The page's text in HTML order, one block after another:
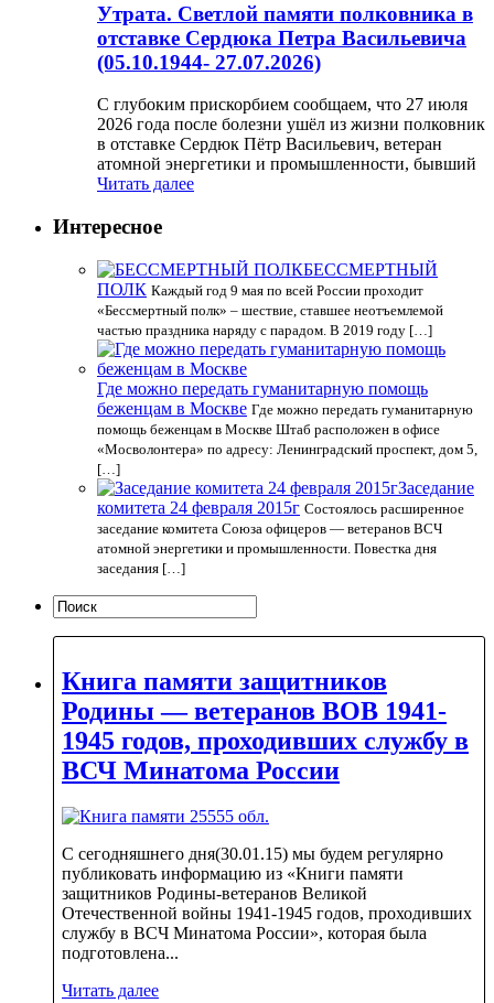
Утрата. Светлой памяти полковника в
отставке Сердюка Петра Васильевича
(05.10.1944- 27.07.2026)
С глубоким прискорбием сообщаем, что 27 июля
2026 года после болезни ушёл из жизни полковник
в отставке Сердюк Пётр Васильевич, ветеран
атомной энергетики и промышленности, бывший
Читать далее
Интересное
БЕССМЕРТНЫЙ
ПОЛК Каждый год 9 мая по всей России проходит
«Бессмертный полк» – шествие, ставшее неотъемлемой
частью праздника наряду с парадом. В 2019 году […]
Где можно передать гуманитарную помощь
беженцам в Москве Где можно передать гуманитарную
помощь беженцам в Москве Штаб расположен в офисе
«Мосволонтера» по адресу: Ленинградский проспект, дом 5,
[…]
Заседание
комитета 24 февраля 2015г Состоялось расширенное
заседание комитета Союза офицеров — ветеранов ВСЧ
атомной энергетики и промышленности. Повестка дня
заседания […]
Книга памяти защитников
Родины — ветеранов ВОВ 1941-
1945 годов, проходивших службу в
ВСЧ Минатома России
С сегодняшнего дня(30.01.15) мы будем регулярно
публиковать информацию из «Книги памяти
защитников Родины-ветеранов Великой
Отечественной войны 1941-1945 годов, проходивших
службу в ВСЧ Минатома России», которая была
подготовлена...
Читать далее